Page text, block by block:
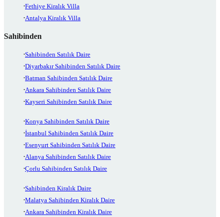
Fethiye Kiralık Villa
Antalya Kiralık Villa
Sahibinden
Sahibinden Satılık Daire
Diyarbakır Sahibinden Satılık Daire
Batman Sahibinden Satılık Daire
Ankara Sahibinden Satılık Daire
Kayseri Sahibinden Satılık Daire
Konya Sahibinden Satılık Daire
İstanbul Sahibinden Satılık Daire
Esenyurt Sahibinden Satılık Daire
Alanya Sahibinden Satılık Daire
Çorlu Sahibinden Satılık Daire
Sahibinden Kiralık Daire
Malatya Sahibinden Kiralık Daire
Ankara Sahibinden Kiralık Daire